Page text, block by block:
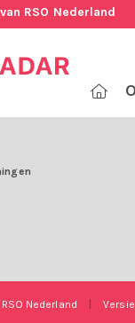
RSO Nederland
Nederland Versie